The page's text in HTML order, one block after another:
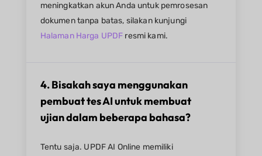
meningkatkan akun Anda untuk pemrosesan
dokumen tanpa batas, silakan kunjungi
Halaman Harga UPDF resmi kami.
4. Bisakah saya menggunakan
pembuat tes AI untuk membuat
ujian dalam beberapa bahasa?
Tentu saja. UPDF AI Online memiliki